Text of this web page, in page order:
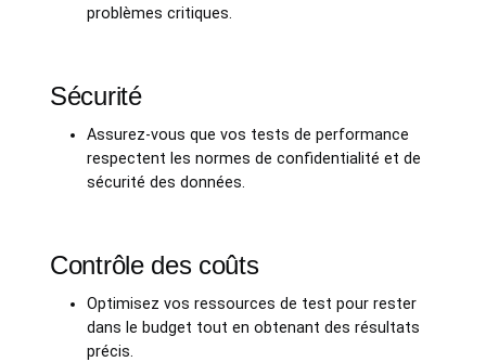
problèmes critiques.
Sécurité
Assurez-vous que vos tests de performance
respectent les normes de confidentialité et de
sécurité des données.
Contrôle des coûts
Optimisez vos ressources de test pour rester
dans le budget tout en obtenant des résultats
précis.